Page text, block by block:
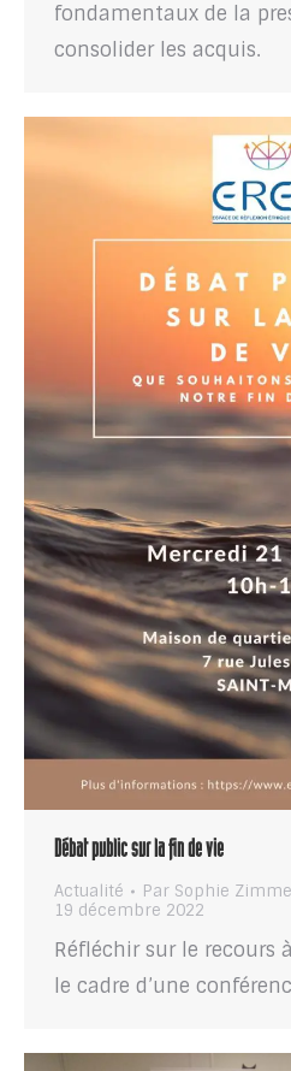
fondamentaux de la
consolider les acquis.
Débat public sur la fin de vie
Actualité Par Sophie
19 décembre 2022
Réfléchir sur le recours
le cadre d’une